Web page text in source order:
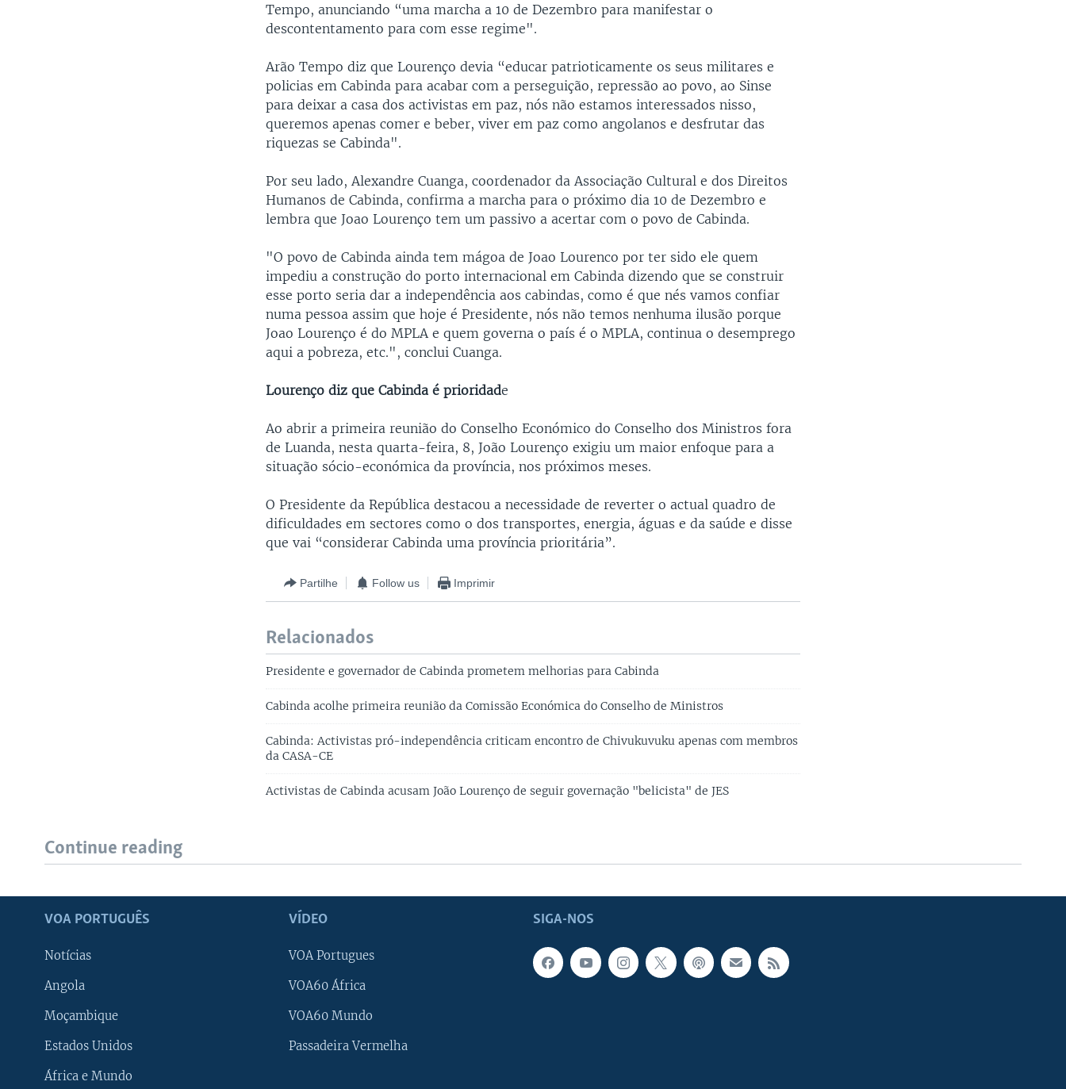
Tempo, anunciando “uma marcha a 10 de Dezembro para manifestar o
descontentamento para com esse regime".
Arão Tempo diz que Lourenço devia “educar patrioticamente os seus militares e
policias em Cabinda para acabar com a perseguição, repressão ao povo, ao Sinse
para deixar a casa dos activistas em paz, nós não estamos interessados nisso,
queremos apenas comer e beber, viver em paz como angolanos e desfrutar das
riquezas se Cabinda".
Por seu lado, Alexandre Cuanga, coordenador da Associação Cultural e dos Direitos
Humanos de Cabinda, confirma a marcha para o próximo dia 10 de Dezembro e
lembra que Joao Lourenço tem um passivo a acertar com o povo de Cabinda.
"O povo de Cabinda ainda tem mágoa de Joao Lourenco por ter sido ele quem
impediu a construção do porto internacional em Cabinda dizendo que se construir
esse porto seria dar a independência aos cabindas, como é que nés vamos confiar
numa pessoa assim que hoje é Presidente, nós não temos nenhuma ilusão porque
Joao Lourenço é do MPLA e quem governa o país é o MPLA, continua o desemprego
aqui a pobreza, etc.", conclui Cuanga.
Lourenço diz que Cabinda é prioridade
Ao abrir a primeira reunião do Conselho Económico do Conselho dos Ministros fora
de Luanda, nesta quarta-feira, 8, João Lourenço exigiu um maior enfoque para a
situação sócio-económica da província, nos próximos meses.
O Presidente da República destacou a necessidade de reverter o actual quadro de
dificuldades em sectores como o dos transportes, energia, águas e da saúde e disse
que vai “considerar Cabinda uma província prioritária”.
Partilhe Follow us Imprimir
Relacionados
Presidente e governador de Cabinda prometem melhorias para Cabinda
Cabinda acolhe primeira reunião da Comissão Económica do Conselho de Ministros
Cabinda: Activistas pró-independência criticam encontro de Chivukuvuku apenas com membros
da CASA-CE
Activistas de Cabinda acusam João Lourenço de seguir governação "belicista" de JES
Continue reading
SIGA-NOS
VOA PORTUGUÊS
Notícias
Angola
Moçambique
Estados Unidos
África e Mundo
VÍDEO
VOA Portugues
VOA60 África
VOA60 Mundo
Passadeira Vermelha